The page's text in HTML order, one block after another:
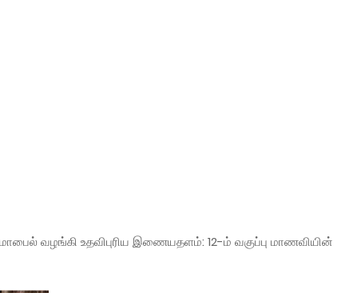
வழங்கி உதவிபுரிய இணையதளம்: 12-ம் வகுப்பு மாணவியின்